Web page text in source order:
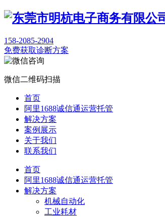
158-2085-2904
免费获取诊断方案
微信二维码扫描
首页
阿里1688诚信通运营托管
解决方案
案例展示
关于我们
联系我们
首页
阿里1688诚信通运营托管
解决方案
机械自动化
工业耗材